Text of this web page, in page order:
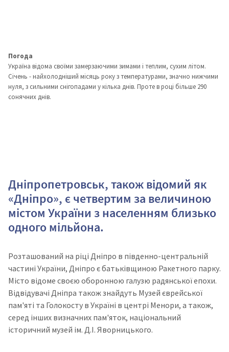
Погода
Україна відома своїми замерзаючими зимами і теплим, сухим літом.
Січень - найхолодніший місяць року з температурами, значно нижчими
нуля, з сильними снігопадами у кілька днів. Проте в році більше 290
сонячних днів.
Дніпропетровськ, також відомий як
«Дніпро», є четвертим за величиною
містом України з населенням близько
одного мільйона.
Розташований на ріці Дніпро в південно-центральній
частині України, Дніпро є батьківщиною Ракетного парку.
Місто відоме своєю оборонною галузю радянської епохи.
Відвідувачі Дніпра також знайдуть Музей єврейської
пам'яті та Голокосту в Україні в центрі Менори, а також,
серед інших визначних пам'яток, національний
історичний музей ім. Д.І. Яворницького.